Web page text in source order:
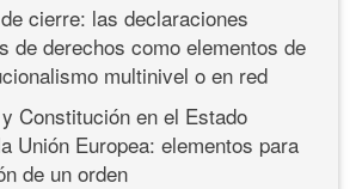
cierre: las declaraciones
de derechos como elementos de
multinivel o en red
Constitución en el Estado
Unión Europea: elementos para
de un orden